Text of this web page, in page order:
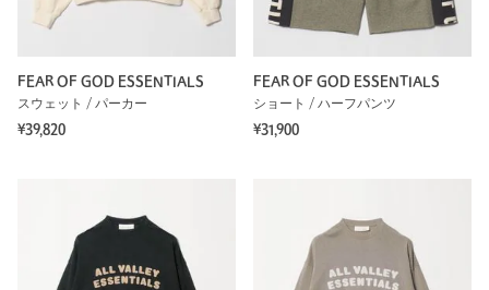
FEAR OF GOD ESSENTIALS
スウェット / パーカー
¥39,820
FEAR OF GOD ESSENTIALS
ショート / ハーフパンツ
¥31,900